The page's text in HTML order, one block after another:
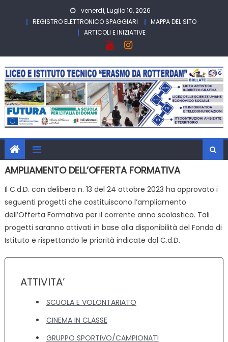
venerdì, Luglio 10, 2026
REGISTRO ELETTRONICO SPAGGIARI
MAPPA DEL SITO
ARTICOLI E INIZIATIVE
AMPLIAMENTO DELL’OFFERTA FORMATIVA
Il C.d.D. con delibera n. 13 del 24 ottobre 2023 ha approvato i
seguenti progetti che costituiscono l’ampliamento
dell’Offerta Formativa per il corrente anno scolastico. Tali
progetti saranno attivati in base alla disponibilità del Fondo di
Istituto e rispettando le priorità indicate dal C.d.D.
ATTIVITA’
SCUOLA E VOLONTARIATO
CINEMA IN CLASSE
GRUPPO SPORTIVO/CAMPIONATI